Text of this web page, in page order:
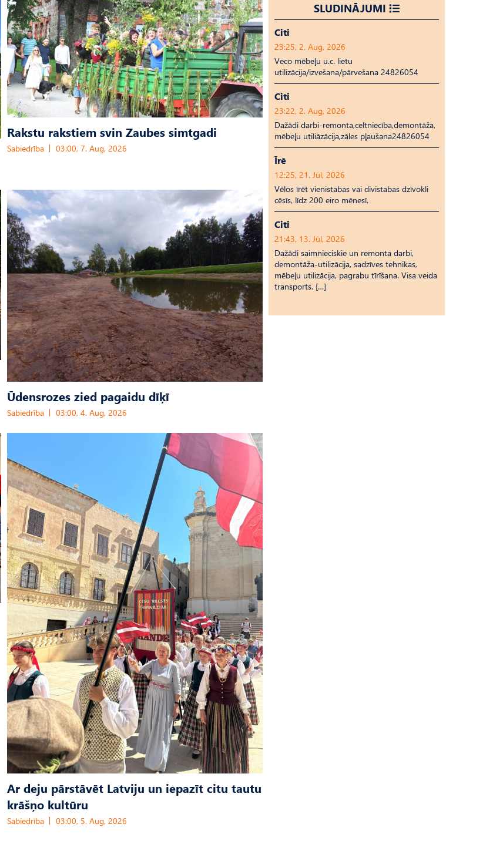
Rakstu rakstiem svin Zaubes simtgadi
Sabiedrība 03:00, 7. Aug, 2026
Ūdensrozes zied pagaidu dīķī
Sabiedrība 03:00, 4. Aug, 2026
Ar deju pārstāvēt Latviju un iepazīt citu tautu
krāšņo kultūru
Sabiedrība 03:00, 5. Aug, 2026
SLUDINĀJUMI
Citi
23:25, 2. Aug, 2026
Veco mēbeļu u.c. lietu
utilizācija/izvešana/pārvešana 24826054
Citi
23:22, 2. Aug, 2026
Dažādi darbi-remonta,celtniecība,demontāža,
mēbeļu utiliāzācija,zāles pļaušana24826054
Īrē
12:25, 21. Jūl, 2026
Vēlos īrēt vienistabas vai divistabas dzīvokli
cēsīs, līdz 200 eiro mēnesī.
Citi
21:43, 13. Jūl, 2026
Dažādi saimnieciskie un remonta darbi,
demontāža-utilizācija, sadzīves tehnikas,
mēbeļu utilizācija, pagrabu tīrīšana. Visa veida
transports. […]